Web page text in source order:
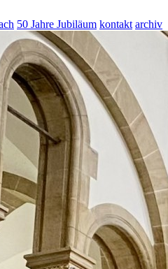
50 Jahre Jubiläum kontakt archiv